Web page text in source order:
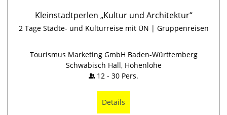
Kleinstadtperlen „Kultur und Architektur“
2 Tage Städte- und Kulturreise mit ÜN | Gruppenreisen
Tourismus Marketing GmbH Baden-Württemberg
Schwäbisch Hall, Hohenlohe
12 - 30 Pers.
Details